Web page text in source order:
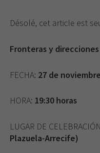
Désolé, cet article est
Fronteras y
FECHA: 27 de noviembre
HORA: 19:30 horas
LUGAR DE
Plazuela-Arrecife)